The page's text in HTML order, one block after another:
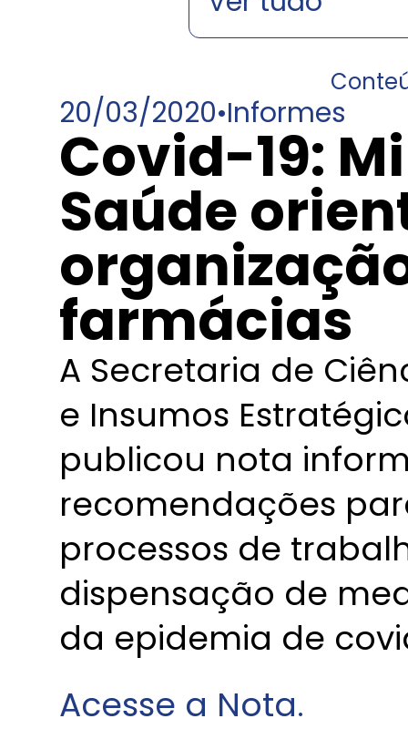
20/03/2020•Informes
Covid-19:
Saúde
farmácias
A Secretaria de
e Insumos
publicou nota
recomendações
processos de
dispensação de
da epidemia de
Acesse a Nota.